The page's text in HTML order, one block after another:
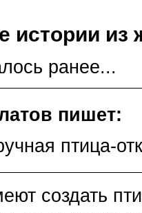
истории из
ранее...
пишет:
птица-
создать